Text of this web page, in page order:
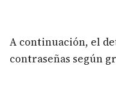
A continuación, el
contraseñas según